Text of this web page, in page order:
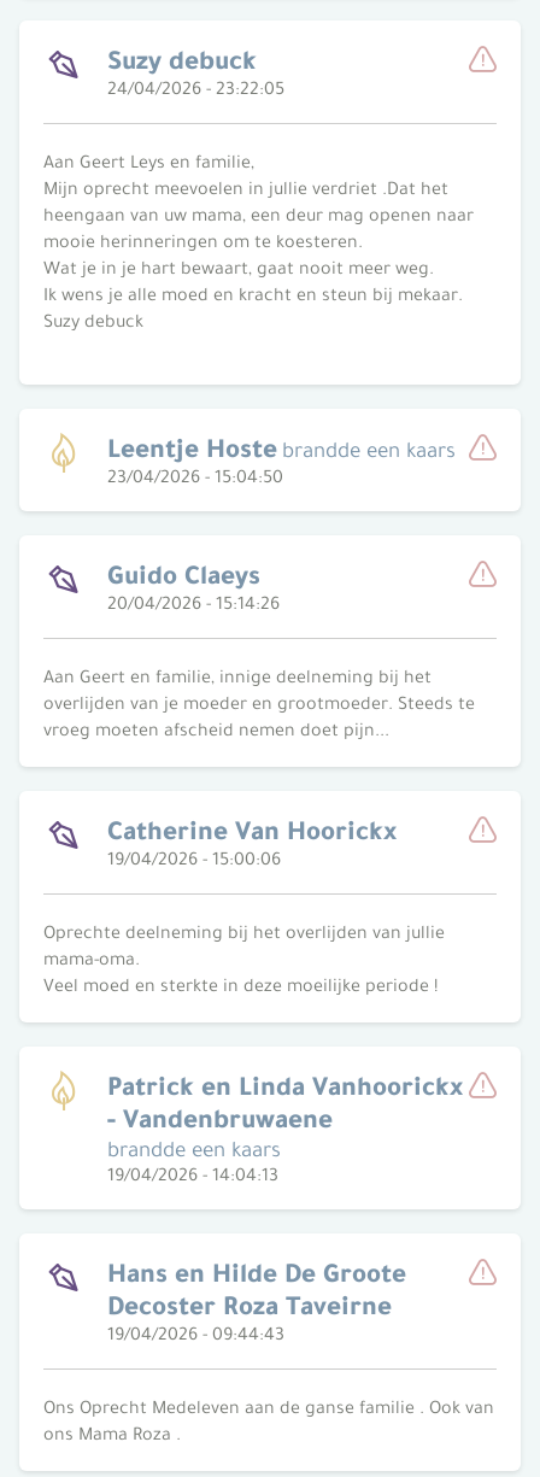
Suzy debuck
24/04/2026 - 23:22:05
Aan Geert Leys en familie,
Mijn oprecht meevoelen in jullie verdriet .Dat het
heengaan van uw mama, een deur mag openen naar
mooie herinneringen om te koesteren.
Wat je in je hart bewaart, gaat nooit meer weg.
Ik wens je alle moed en kracht en steun bij mekaar.
Suzy debuck
Leentje Hoste brandde een kaars
23/04/2026 - 15:04:50
Guido Claeys
20/04/2026 - 15:14:26
Aan Geert en familie, innige deelneming bij het
overlijden van je moeder en grootmoeder. Steeds te
vroeg moeten afscheid nemen doet pijn...
Catherine Van Hoorickx
19/04/2026 - 15:00:06
Oprechte deelneming bij het overlijden van jullie
mama-oma.
Veel moed en sterkte in deze moeilijke periode !
Patrick en Linda Vanhoorickx
- Vandenbruwaene
brandde een kaars
19/04/2026 - 14:04:13
Hans en Hilde De Groote
Decoster Roza Taveirne
19/04/2026 - 09:44:43
Ons Oprecht Medeleven aan de ganse familie . Ook van
ons Mama Roza .